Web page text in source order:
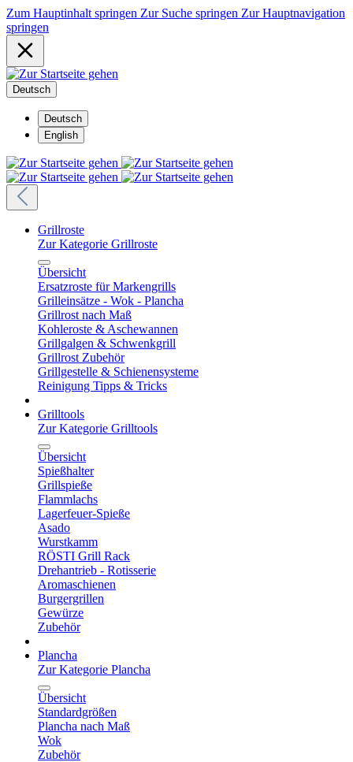
Zum Hauptinhalt springen Zur Suche springen Zur Hauptnavigation
springen
Deutsch
Deutsch
English
Grillroste
Zur Kategorie Grillroste
Übersicht
Ersatzroste für Markengrills
Grilleinsätze - Wok - Plancha
Grillrost nach Maß
Kohleroste & Aschewannen
Grillgalgen & Schwenkgrill
Grillrost Zubehör
Grillgestelle & Schienensysteme
Reinigung Tipps & Tricks
Grilltools
Zur Kategorie Grilltools
Übersicht
Spießhalter
Grillspieße
Flammlachs
Lagerfeuer-Spieße
Asado
Wurstkamm
RÖSTI Grill Rack
Drehantrieb - Rotisserie
Aromaschienen
Burgergrillen
Gewürze
Zubehör
Plancha
Zur Kategorie Plancha
Übersicht
Standardgrößen
Plancha nach Maß
Wok
Zubehör